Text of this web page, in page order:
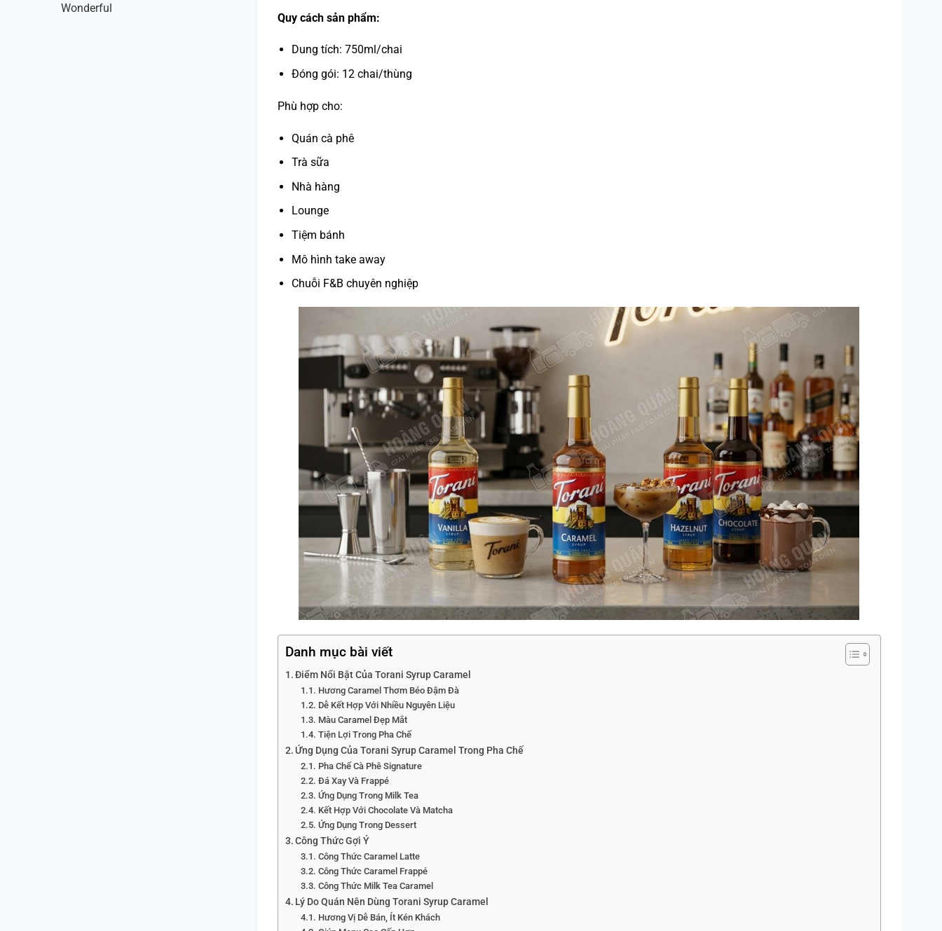
Wonderful
Quy cách sản phẩm:
Dung tích: 750ml/chai
Đóng gói: 12 chai/thùng
Phù hợp cho:
Quán cà phê
Trà sữa
Nhà hàng
Lounge
Tiệm bánh
Mô hình take away
Chuỗi F&B chuyên nghiệp
Danh mục bài viết
Điểm Nổi Bật Của Torani Syrup Caramel
Hương Caramel Thơm Béo Đậm Đà
Dễ Kết Hợp Với Nhiều Nguyên Liệu
Màu Caramel Đẹp Mắt
Tiện Lợi Trong Pha Chế
Ứng Dụng Của Torani Syrup Caramel Trong Pha Chế
Pha Chế Cà Phê Signature
Đá Xay Và Frappé
Ứng Dụng Trong Milk Tea
Kết Hợp Với Chocolate Và Matcha
Ứng Dụng Trong Dessert
Công Thức Gợi Ý
Công Thức Caramel Latte
Công Thức Caramel Frappé
Công Thức Milk Tea Caramel
Lý Do Quán Nên Dùng Torani Syrup Caramel
Hương Vị Dễ Bán, Ít Kén Khách